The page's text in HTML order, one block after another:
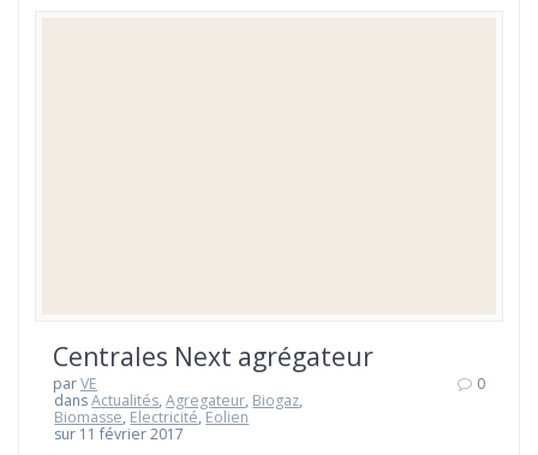
Centrales Next agrégateur
parVE
dansActualités,Agregateur, Biogaz,
Biomasse, Electricité, Eolien
sur 11 février 2017
0